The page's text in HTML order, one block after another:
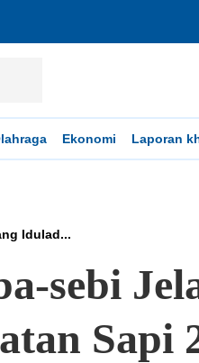
Ekonomi Laporan
Idulad...
sebi
Sapi